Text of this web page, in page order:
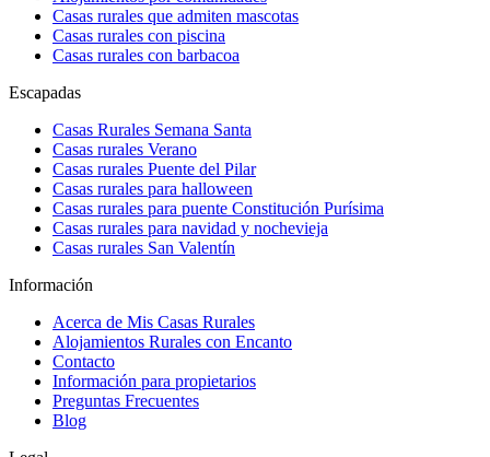
Casas rurales que admiten mascotas
Casas rurales con piscina
Casas rurales con barbacoa
Escapadas
Casas Rurales Semana Santa
Casas rurales Verano
Casas rurales Puente del Pilar
Casas rurales para halloween
Casas rurales para puente Constitución Purísima
Casas rurales para navidad y nochevieja
Casas rurales San Valentín
Información
Acerca de Mis Casas Rurales
Alojamientos Rurales con Encanto
Contacto
Información para propietarios
Preguntas Frecuentes
Blog